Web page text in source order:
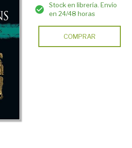
Stock en librería. Envío
en 24/48 horas
COMPRAR